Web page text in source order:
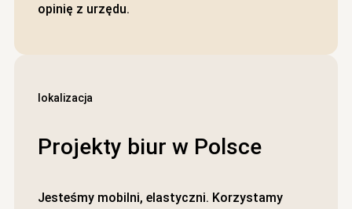
opinię z urzędu.
lokalizacja
Projekty biur w Polsce
Jesteśmy mobilni, elastyczni. Korzystamy